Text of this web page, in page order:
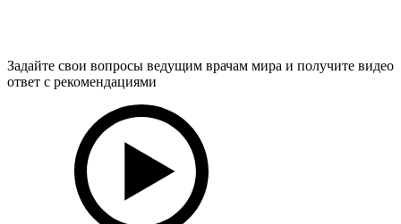
Задайте свои вопросы ведущим врачам мира и получите видео
ответ с рекомендациями